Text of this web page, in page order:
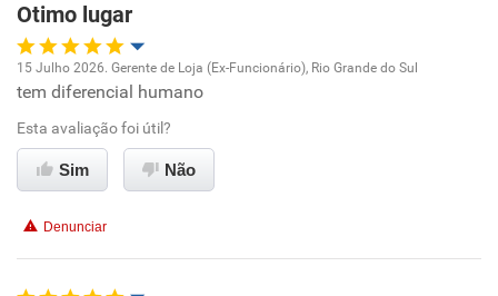
Otimo lugar
Oportunidade de promoção
Ambiente de trabalho
Benefícios
15 Julho 2026. Gerente de Loja (Ex-Funcionário), Rio Grande do Sul
tem diferencial humano
Esta avaliação foi útil?
Sim Não
Denunciar